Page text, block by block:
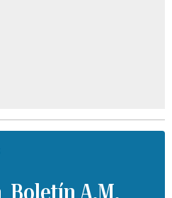
Boletín A.M.